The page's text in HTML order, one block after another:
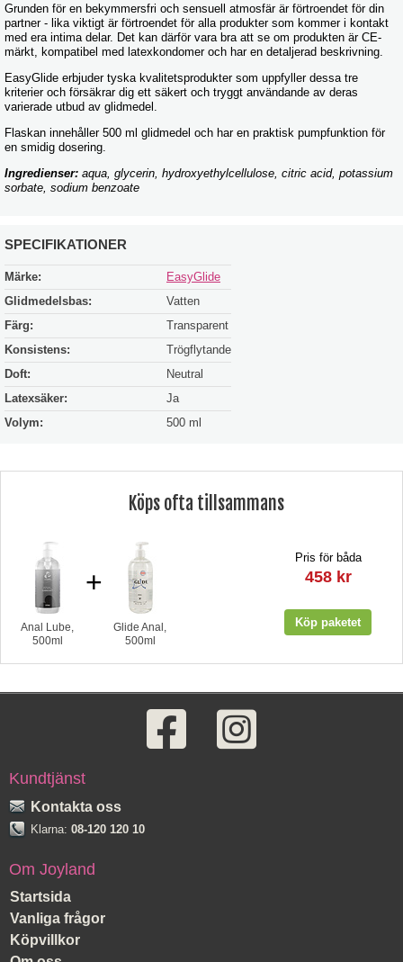
Grunden för en bekymmersfri och sensuell atmosfär är förtroendet för din
partner - lika viktigt är förtroendet för alla produkter som kommer i kontakt
med era intima delar. Det kan därför vara bra att se om produkten är CE-
märkt, kompatibel med latexkondomer och har en detaljerad beskrivning.
EasyGlide erbjuder tyska kvalitetsprodukter som uppfyller dessa tre
kriterier och försäkrar dig ett säkert och tryggt användande av deras
varierade utbud av glidmedel.
Flaskan innehåller 500 ml glidmedel och har en praktisk pumpfunktion för
en smidig dosering.
Ingredienser: aqua, glycerin, hydroxyethylcellulose, citric acid, potassium
sorbate, sodium benzoate
SPECIFIKATIONER
Märke:
EasyGlide
Glidmedelsbas:
Vatten
Färg:
Transparent
Konsistens:
Trögflytande
Doft:
Neutral
Latexsäker:
Ja
Volym:
500 ml
Köps ofta tillsammans
Anal Lube,
500ml
+
Glide Anal,
500ml
Pris för båda
458 kr
Kundtjänst
Kontakta oss
Klarna: 08-120 120 10
Om Joyland
Startsida
Vanliga frågor
Köpvillkor